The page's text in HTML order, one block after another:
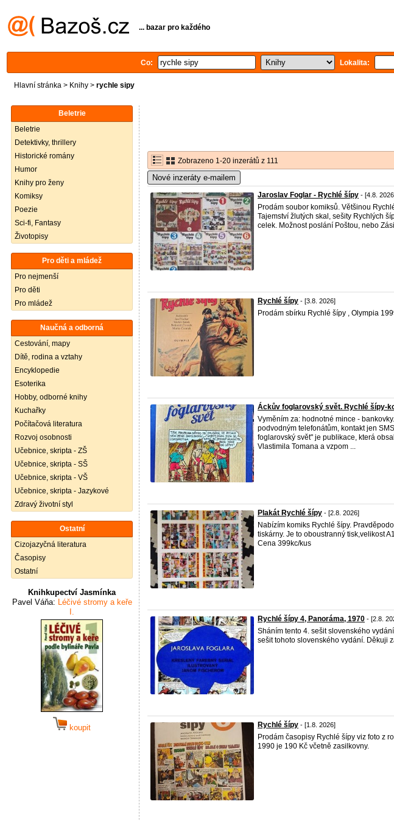
... bazar pro každého
Co: Lokalita:
Hlavní stránka > Knihy > rychle sipy
Beletrie
Beletrie
Detektivky, thrillery
Historické romány
Humor
Knihy pro ženy
Komiksy
Poezie
Sci-fi, Fantasy
Životopisy
Pro děti a mládež
Pro nejmenší
Pro děti
Pro mládež
Naučná a odborná
Cestování, mapy
Dítě, rodina a vztahy
Encyklopedie
Esoterika
Hobby, odborné knihy
Kuchařky
Počítačová literatura
Rozvoj osobnosti
Učebnice, skripta - ZŠ
Učebnice, skripta - SŠ
Učebnice, skripta - VŠ
Učebnice, skripta - Jazykové
Zdravý životní styl
Ostatní
Cizojazyčná literatura
Časopisy
Ostatní
Knihkupectví Jasmínka
Pavel Váňa: Léčivé stromy a keře
I.
koupit
Zobrazeno 1-20 inzerátů z 111
Nové inzeráty e-mailem
Jaroslav Foglar - Rychlé šípy - [4.8.
Prodám soubor komiksů. Většinou
Tajemství žlutých skal, sešity Rychlých
celek. Možnost poslání Poštou, nebo
Rychlé šípy - [3.8. 2026]
Prodám sbírku Rychlé šípy , Olympia
Áckův foglarovský svět. Rychlé šípy-
Vyměním za: hodnotné mince -
podvodným telefonátům, kontakt jen
foglarovský svět" je publikace, která
Vlastimila Tomana a vzpom ...
Plakát Rychlé šípy - [2.8. 2026]
Nabízím komiks Rychlé šípy.
tiskárny. Je to oboustranný tisk,velikost
Cena 399kc/kus
Rychlé šípy 4, Panoráma, 1970 - [2.8.
Sháním tento 4. sešit slovenského
sešit tohoto slovenského vydání. Děkuji
Rychlé šípy - [1.8. 2026]
Prodám časopisy Rychlé šípy viz foto z
1990 je 190 Kč včetně zasilkovny.